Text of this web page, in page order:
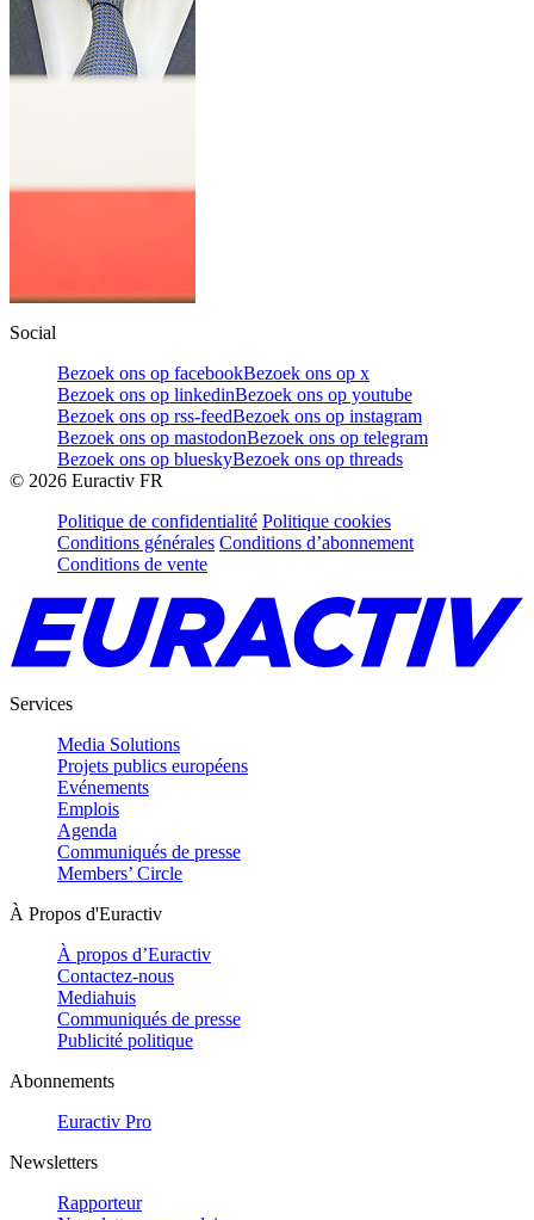
Social
Bezoek ons op facebookBezoek ons op x
Bezoek ons op linkedinBezoek ons op youtube
Bezoek ons op rss-feedBezoek ons op instagram
Bezoek ons op mastodonBezoek ons op telegram
Bezoek ons op blueskyBezoek ons op threads
© 2026 Euractiv FR
Politique de confidentialité Politique cookies
Conditions générales Conditions d’abonnement
Conditions de vente
Services
Media Solutions
Projets publics européens
Evénements
Emplois
Agenda
Communiqués de presse
Members’ Circle
À Propos d'Euractiv
À propos d’Euractiv
Contactez-nous
Mediahuis
Communiqués de presse
Publicité politique
Abonnements
Euractiv Pro
Newsletters
Rapporteur